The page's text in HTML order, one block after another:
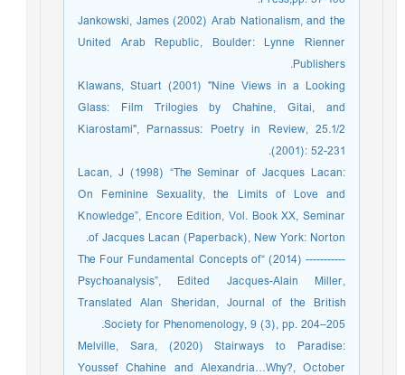
Jankowski, James (2002) Arab Nationalism, and the
United Arab Republic, Boulder: Lynne Rienner
Publishers.
Klawans, Stuart (2001) "Nine Views in a Looking
Glass: Film Trilogies by Chahine, Gitai, and
Kiarostami", Parnassus: Poetry in Review, 25.1/2
(2001): 52-231.
Lacan, J (1998) “The Seminar of Jacques Lacan:
On Feminine Sexuality, the Limits of Love and
Knowledge”, Encore Edition, Vol. Book XX, Seminar
of Jacques Lacan (Paperback), New York: Norton.
----------- (2014) “The Four Fundamental Concepts of
Psychoanalysis”, Edited Jacques-Alain Miller,
Translated Alan Sheridan, Journal of the British
Society for Phenomenology, 9 (3), pp. 204–205.
Melville, Sara, (2020) Stairways to Paradise:
Youssef Chahine and Alexandria…Why?, October